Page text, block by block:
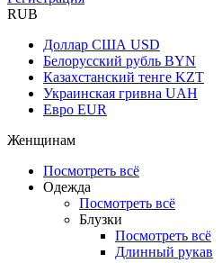
RUB
Доллар США USD
Белорусский рубль BYN
Казахстанский тенге KZT
Украинская гривна UAH
Евро EUR
Женщинам
Посмотреть всё
Одежда
Посмотреть всё
Блузки
Посмотреть всё
Длинный рукав